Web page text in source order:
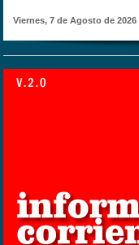
Viernes, 7 de Agosto de 2026